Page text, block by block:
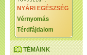
NYÁRI EGÉSZSÉG
Vérnyomás
Térdfájdalom
TÉMÁINK